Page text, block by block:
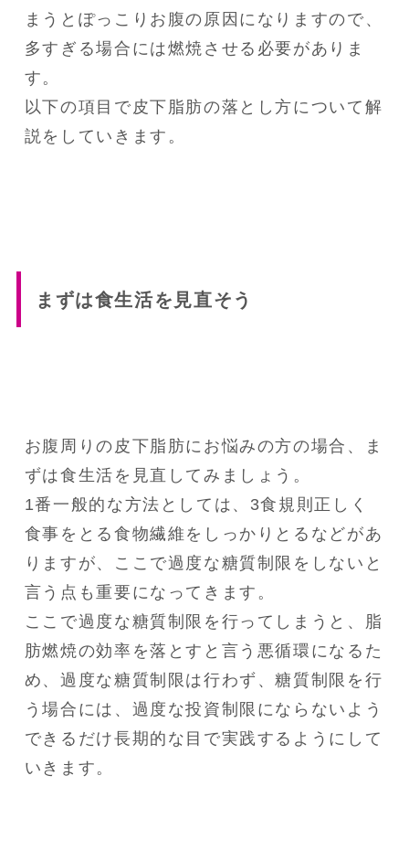
まうとぽっこりお腹の原因になりますので、
多すぎる場合には燃焼させる必要がありま
す。
以下の項目で皮下脂肪の落とし方について解
説をしていきます。
まずは食生活を見直そう
お腹周りの皮下脂肪にお悩みの方の場合、ま
ずは食生活を見直してみましょう。
1番一般的な方法としては、3食規則正しく
食事をとる食物繊維をしっかりとるなどがあ
りますが、ここで過度な糖質制限をしないと
言う点も重要になってきます。
ここで過度な糖質制限を行ってしまうと、脂
肪燃焼の効率を落とすと言う悪循環になるた
め、過度な糖質制限は行わず、糖質制限を行
う場合には、過度な投資制限にならないよう
できるだけ長期的な目で実践するようにして
いきます。